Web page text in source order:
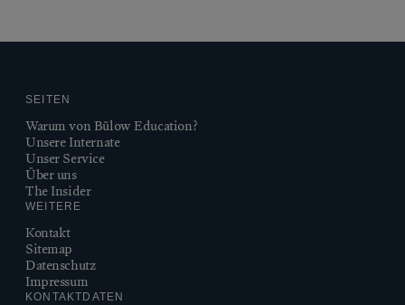
SEITEN
Warum von Bülow Education?
Unsere Internate
Unser Service
Über uns
The Insider
WEITERE
Kontakt
Sitemap
Datenschutz
Impressum
KONTAKTDATEN